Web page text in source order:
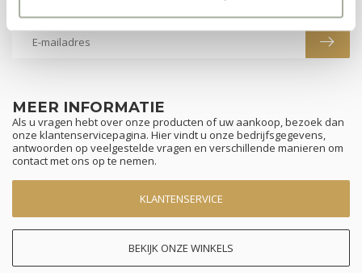
MEER INFORMATIE
Als u vragen hebt over onze producten of uw aankoop, bezoek dan
onze klantenservicepagina. Hier vindt u onze bedrijfsgegevens,
antwoorden op veelgestelde vragen en verschillende manieren om
contact met ons op te nemen.
KLANTENSERVICE
BEKIJK ONZE WINKELS